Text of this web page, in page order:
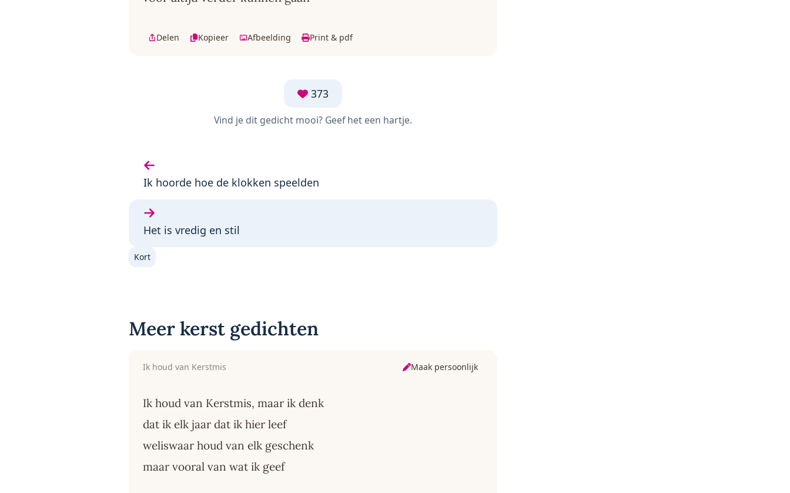
Delen Kopieer Afbeelding Print & pdf
373
Vind je dit gedicht mooi? Geef het een hartje.
Vorige gedicht:
Ik hoorde hoe de klokken speelden
Volgende gedicht:
Het is vredig en stil
Kort
Meer kerst gedichten
Ik houd van Kerstmis Maak persoonlijk
Ik houd van Kerstmis, maar ik denk
dat ik elk jaar dat ik hier leef
weliswaar houd van elk geschenk
maar vooral van wat ik geef